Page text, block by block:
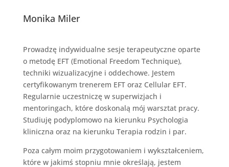
Monika Miler
Prowadzę indywidualne sesje terapeutyczne oparte
o metodę EFT (Emotional Freedom Technique),
techniki wizualizacyjne i oddechowe. Jestem
certyfikowanym trenerem EFT oraz Cellular EFT.
Regularnie uczestniczę w superwizjach i
mentoringach, które doskonalą mój warsztat pracy.
Studiuję podyplomowo na kierunku Psychologia
kliniczna oraz na kierunku Terapia rodzin i par.
Poza całym moim przygotowaniem i wykształceniem,
które w jakimś stopniu mnie określają, jestem